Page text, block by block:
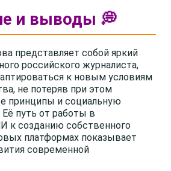
и выводы 💭
представляет собой яркий
российского журналиста,
к новым условиям
не потеряв при этом
принципы и социальную
путь от работы в
к созданию собственного
платформах показывает
современной